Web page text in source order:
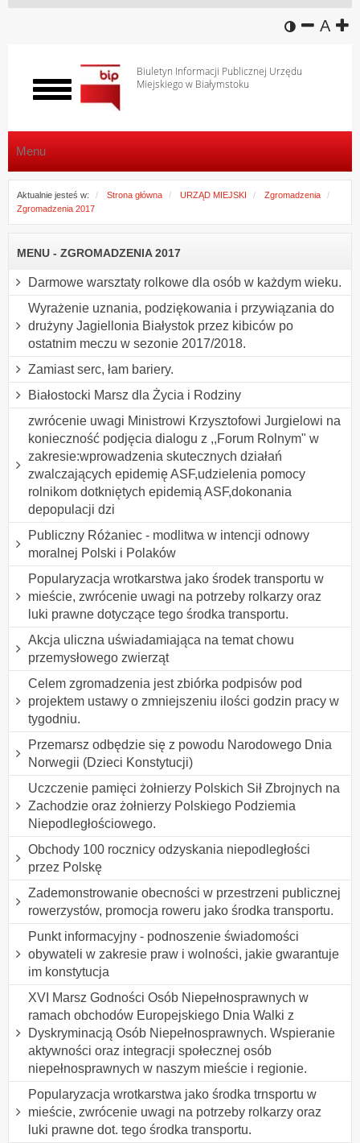
wersja
A
Biuletyn Informacji Publicznej Urzędu
Miejskiego w Białymstoku
Włącz
menu
Menu
Aktualnie jesteś w: Strona główna URZĄD MIEJSKI
Zgromadzenia
Zgromadzenia 2017
MENU - ZGROMADZENIA 2017
Darmowe warsztaty rolkowe dla osób w każdym wieku.
Wyrażenie uznania, podziękowania i przywiązania do
drużyny Jagiellonia Białystok przez kibiców po
ostatnim meczu w sezonie 2017/2018.
Zamiast serc, łam bariery.
Białostocki Marsz dla Życia i Rodziny
zwrócenie uwagi Ministrowi Krzysztofowi Jurgielowi na
konieczność podjęcia dialogu z ,,Forum Rolnym" w
zakresie:wprowadzenia skutecznych działań
zwalczających epidemię ASF,udzielenia pomocy
rolnikom dotkniętych epidemią ASF,dokonania
depopulacji dzi
Publiczny Różaniec - modlitwa w intencji odnowy
moralnej Polski i Polaków
Popularyzacja wrotkarstwa jako środek transportu w
mieście, zwrócenie uwagi na potrzeby rolkarzy oraz
luki prawne dotyczące tego środka transportu.
Akcja uliczna uświadamiająca na temat chowu
przemysłowego zwierząt
Celem zgromadzenia jest zbiórka podpisów pod
projektem ustawy o zmniejszeniu ilości godzin pracy w
tygodniu.
Przemarsz odbędzie się z powodu Narodowego Dnia
Norwegii (Dzieci Konstytucji)
Uczczenie pamięci żołnierzy Polskich Sił Zbrojnych na
Zachodzie oraz żołnierzy Polskiego Podziemia
Niepodległościowego.
Obchody 100 rocznicy odzyskania niepodległości
przez Polskę
Zademonstrowanie obecności w przestrzeni publicznej
rowerzystów, promocja roweru jako środka transportu.
Punkt informacyjny - podnoszenie świadomości
obywateli w zakresie praw i wolności, jakie gwarantuje
im konstytucja
XVI Marsz Godności Osób Niepełnosprawnych w
ramach obchodów Europejskiego Dnia Walki z
Dyskryminacją Osób Niepełnosprawnych. Wspieranie
aktywności oraz integracji społecznej osób
niepełnosprawnych w naszym mieście i regionie.
Popularyzacja wrotkarstwa jako środka trnsportu w
mieście, zwrócenie uwagi na potrzeby rolkarzy oraz
luki prawne dot. tego środka transportu.